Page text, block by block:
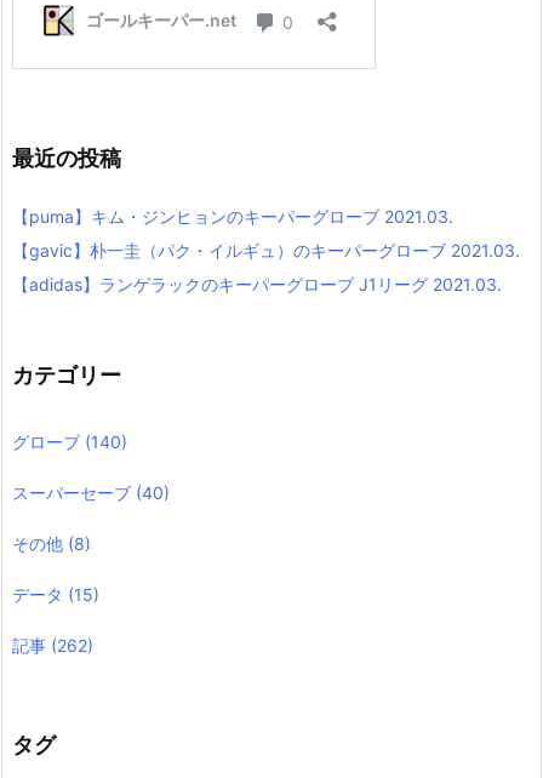
最近の投稿
【puma】キム・ジンヒョンのキーパーグローブ 2021.03.
【gavic】朴一圭（パク・イルギュ）のキーパーグローブ 2021.03.
【adidas】ランゲラックのキーパーグローブ J1リーグ 2021.03.
カテゴリー
グローブ (140)
スーパーセーブ (40)
その他 (8)
データ (15)
記事 (262)
タグ